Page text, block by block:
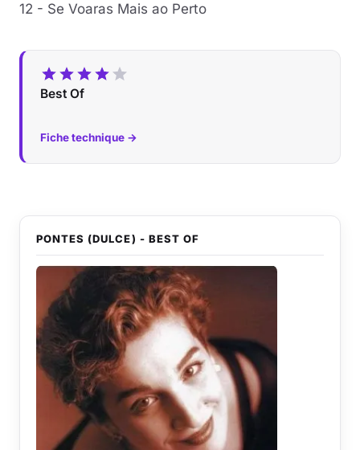
12 - Se Voaras Mais ao Perto
Best Of
Fiche technique →
PONTES (DULCE) - BEST OF